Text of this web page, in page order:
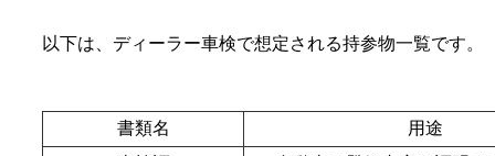
以下は、ディーラー車検で想定される持参物一覧です。
書類名
用途